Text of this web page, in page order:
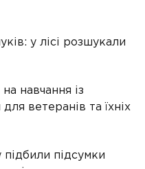
у лісі розшукали
навчання із
ветеранів та їхніх
підбили підсумки